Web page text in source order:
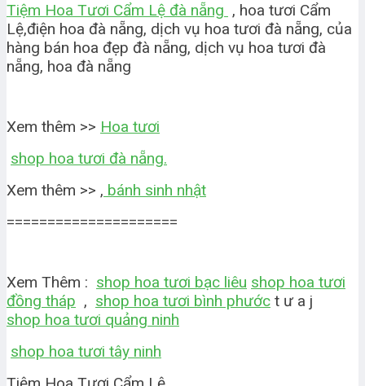
Tiệm Hoa Tươi Cẩm Lệ đà nẵng , hoa tươi Cẩm
Lệ,điện hoa đà nẵng, dịch vụ hoa tươi đà nẵng, của
hàng bán hoa đẹp đà nẵng, dịch vụ hoa tươi đà
nẵng, hoa đà nẵng
Xem thêm >> Hoa tươi
shop hoa tươi đà nẵng.
Xem thêm >> , bánh sinh nhật
=====================
Xem Thêm : shop hoa tươi bạc liêu shop hoa tươi
đồng tháp , shop hoa tươi bình phước t ư a j
shop hoa tươi quảng ninh
shop hoa tươi tây ninh